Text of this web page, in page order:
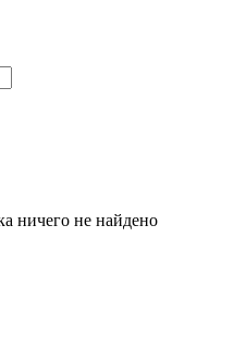
ничего не найдено